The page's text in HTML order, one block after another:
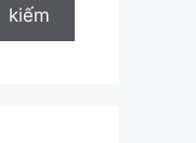
kiếm